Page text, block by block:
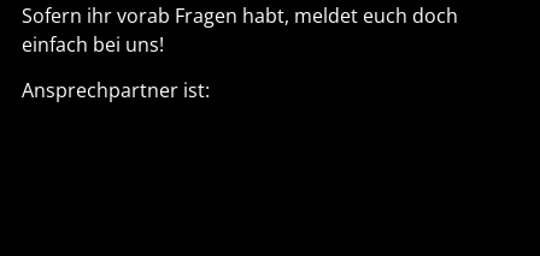
Sofern ihr vorab Fragen habt, meldet euch doch
einfach bei uns!
Ansprechpartner ist: